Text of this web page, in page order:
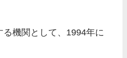
機関として、1994年に